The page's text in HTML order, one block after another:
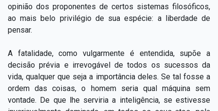
opinião dos proponentes de certos sistemas filosóficos,
ao mais belo privilégio de sua espécie: a liberdade de
pensar.
A fatalidade, como vulgarmente é entendida, supõe a
decisão prévia e irrevogável de todos os sucessos da
vida, qualquer que seja a importância deles. Se tal fosse a
ordem das coisas, o homem seria qual máquina sem
vontade. De que lhe serviria a inteligência, se estivesse